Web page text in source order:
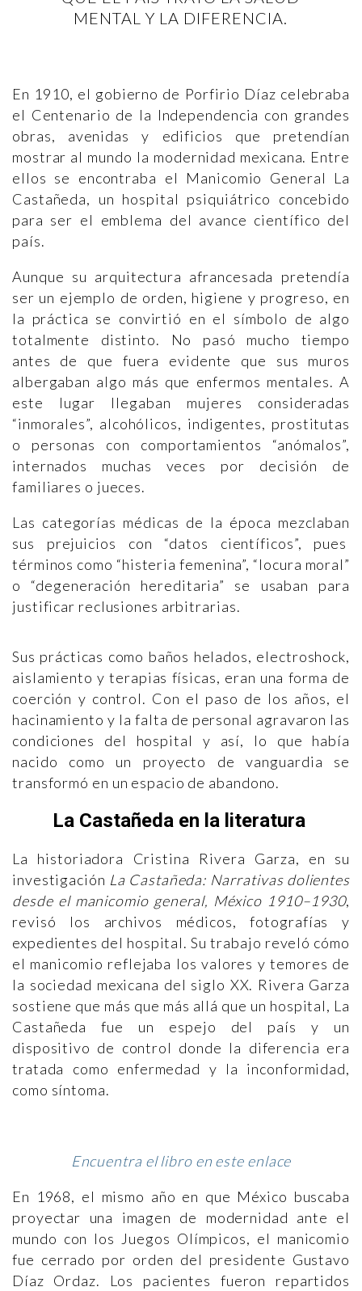
MENTAL Y LA DIFERENCIA.
En 1910, el gobierno de Porfirio Díaz celebraba
el Centenario de la Independencia con grandes
obras, avenidas y edificios que pretendían
mostrar al mundo la modernidad mexicana. Entre
ellos se encontraba el Manicomio General La
Castañeda, un hospital psiquiátrico concebido
para ser el emblema del avance científico del
país.
Aunque su arquitectura afrancesada pretendía
ser un ejemplo de orden, higiene y progreso, en
la práctica se convirtió en el símbolo de algo
totalmente distinto. No pasó mucho tiempo
antes de que fuera evidente que sus muros
albergaban algo más que enfermos mentales. A
este lugar llegaban mujeres consideradas
“inmorales”, alcohólicos, indigentes, prostitutas
o personas con comportamientos “anómalos”,
internados muchas veces por decisión de
familiares o jueces.
Las categorías médicas de la época mezclaban
sus prejuicios con “datos científicos”, pues
términos como “histeria femenina”, “locura moral”
o “degeneración hereditaria” se usaban para
justificar reclusiones arbitrarias.
Sus prácticas como baños helados, electroshock,
aislamiento y terapias físicas, eran una forma de
coerción y control. Con el paso de los años, el
hacinamiento y la falta de personal agravaron las
condiciones del hospital y así, lo que había
nacido como un proyecto de vanguardia se
transformó en un espacio de abandono.
La Castañeda en la literatura
La historiadora Cristina Rivera Garza, en su
investigación La Castañeda: Narrativas dolientes
desde el manicomio general, México 1910–1930,
revisó los archivos médicos, fotografías y
expedientes del hospital. Su trabajo reveló cómo
el manicomio reflejaba los valores y temores de
la sociedad mexicana del siglo XX. Rivera Garza
sostiene que más que más allá que un hospital, La
Castañeda fue un espejo del país y un
dispositivo de control donde la diferencia era
tratada como enfermedad y la inconformidad,
como síntoma.
Encuentra el libro en este enlace
En 1968, el mismo año en que México buscaba
proyectar una imagen de modernidad ante el
mundo con los Juegos Olímpicos, el manicomio
fue cerrado por orden del presidente Gustavo
Díaz Ordaz. Los pacientes fueron repartidos